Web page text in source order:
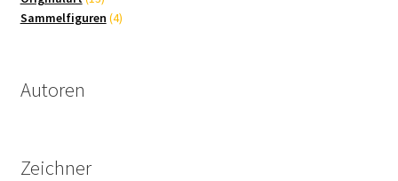
Produkte
Sammelfiguren 44
Autoren
Zeichner